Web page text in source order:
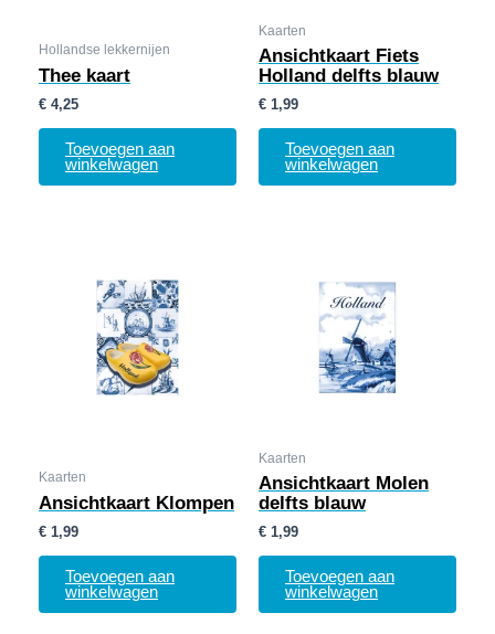
Hollandse lekkernijen
Thee kaart
€ 4,25
Toevoegen aan
winkelwagen
Kaarten
Ansichtkaart Fiets
Holland delfts blauw
€ 1,99
Toevoegen aan
winkelwagen
Kaarten
Ansichtkaart Klompen
€ 1,99
Toevoegen aan
winkelwagen
Kaarten
Ansichtkaart Molen
delfts blauw
€ 1,99
Toevoegen aan
winkelwagen